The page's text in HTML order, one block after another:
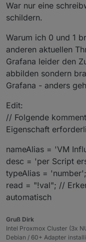
Du meinst:
Alias
false 0
Weshalb
man man mit
War nur eine
schildern.
Warum ich 0 und 1
anderen aktuellen
Grafana leider den
abbilden sondern
Grafana - anders
Edit:
// Folgende
Eigenschaft
nameAlias = 'VM
desc = 'per Script
typeAlias =
read = "!val"; //
automatisch
Gruß Dirk
Intel Proxmox Cluster (3x
Debian / 60+ Adapter